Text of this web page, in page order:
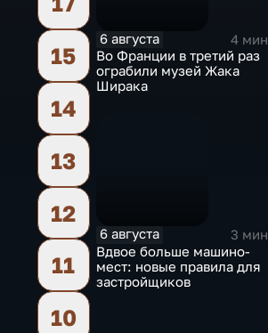
15
14
13
12
11
10
6 августа
4 мин
Во Франции в третий раз
ограбили музей Жака
Ширака
6 августа
3 мин
Вдвое больше машино-
мест: новые правила для
застройщиков